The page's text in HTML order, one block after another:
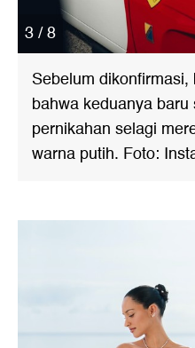
3 / 8
Sebelum
bahwa keduanya
pernikahan selagi
warna putih. Foto: